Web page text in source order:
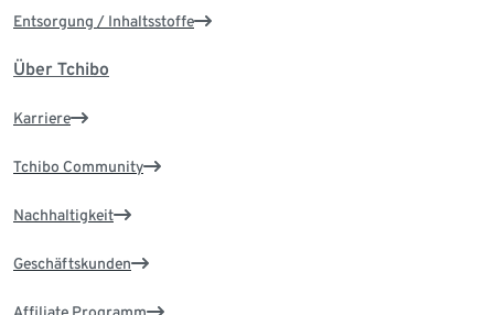
Entsorgung / Inhaltsstoffe
Über Tchibo
Karriere
Tchibo Community
Nachhaltigkeit
Geschäftskunden